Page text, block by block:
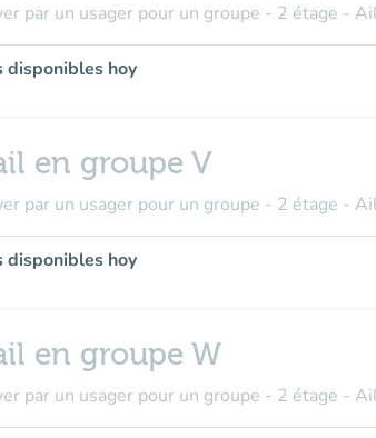
par un usager pour un groupe - 2 étage -
disponibles hoy
en groupe V
par un usager pour un groupe - 2 étage -
disponibles hoy
en groupe W
par un usager pour un groupe - 2 étage -